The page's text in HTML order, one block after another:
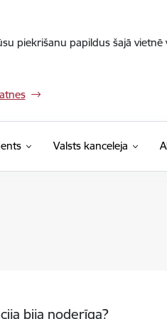
piekrišanu papildus šajā
Valsts kanceleja
bija noderīga?